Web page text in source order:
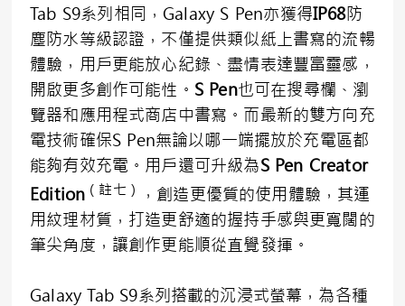
Tab S9系列相同，Galaxy S Pen亦獲得IP68防
塵防水等級認證，不僅提供類似紙上書寫的流暢
體驗，用戶更能放心紀錄、盡情表達豐富靈感，
開啟更多創作可能性。 S Pen也可在搜尋欄、瀏
覽器和應用程式商店中書寫。而最新的雙方向充
電技術確保S Pen無論以哪一端擺放於充電區都
能夠有效充電。用戶還可升級為S Pen Creator
Edition （註七）
，創造更優質的使用體驗，其運
用紋理材質，打造更舒適的握持手感與更寬闊的
筆尖角度，讓創作更能順從直覺發揮。
Galaxy Tab S9系列搭載的沉浸式螢幕，為各種